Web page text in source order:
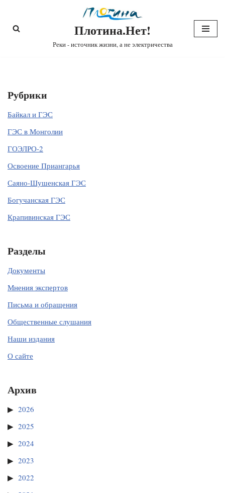
Перейти
Плотина.Нет!
Реки - источник жизни, а не электричества
Рубрики
Байкал и ГЭС
ГЭС в Монголии
ГОЭЛРО-2
Освоение Приангарья
Саяно-Шушенская ГЭС
Богучанская ГЭС
Крапивинская ГЭС
Разделы
Документы
Мнения экспертов
Письма и обращения
Общественные слушания
Наши издания
О сайте
Архив
2026
2025
2024
2023
2022